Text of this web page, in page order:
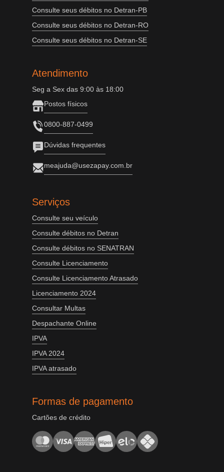
Consulte seus débitos no Detran-PB
Consulte seus débitos no Detran-RO
Consulte seus débitos no Detran-SE
Atendimento
Seg a Sex das 9:00 às 18:00
Postos físicos
0800-887-0499
Dúvidas frequentes
meajuda@usezapay.com.br
Serviços
Consulte seu veículo
Consulte débitos no Detran
Consulte débitos no SENATRAN
Consulte Licenciamento
Consulte Licenciamento Atrasado
Licenciamento 2024
Consultar Multas
Despachante Online
IPVA
IPVA 2024
IPVA atrasado
Formas de pagamento
Cartões de crédito